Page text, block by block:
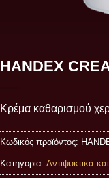
HANDEX
Κρέμα καθαρισμού
Κωδικός προϊόντος:
Κατηγορία: Αντιψυκτικά